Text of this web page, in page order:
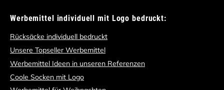
Werbemittel individuell mit Logo bedruckt:
Rücksäcke individuell bedruckt
Unsere Topseller Werbemittel
Werbemittel Ideen in unseren Referenzen
Coole Socken mit Logo